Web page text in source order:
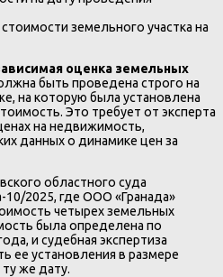
земельного участка на
оценка земельных
быть проведена строго на
на которую была установлена
Это требует от эксперта
на недвижимость,
данных о динамике цен за
областного суда
2025, где ООО «Гранада»
четырех земельных
была определена по
и судебная экспертиза
ее установления в размере
же дату.